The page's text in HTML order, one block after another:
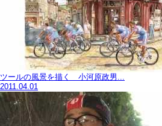
ツールの風景を描く 小河原政男...
2011.04.01